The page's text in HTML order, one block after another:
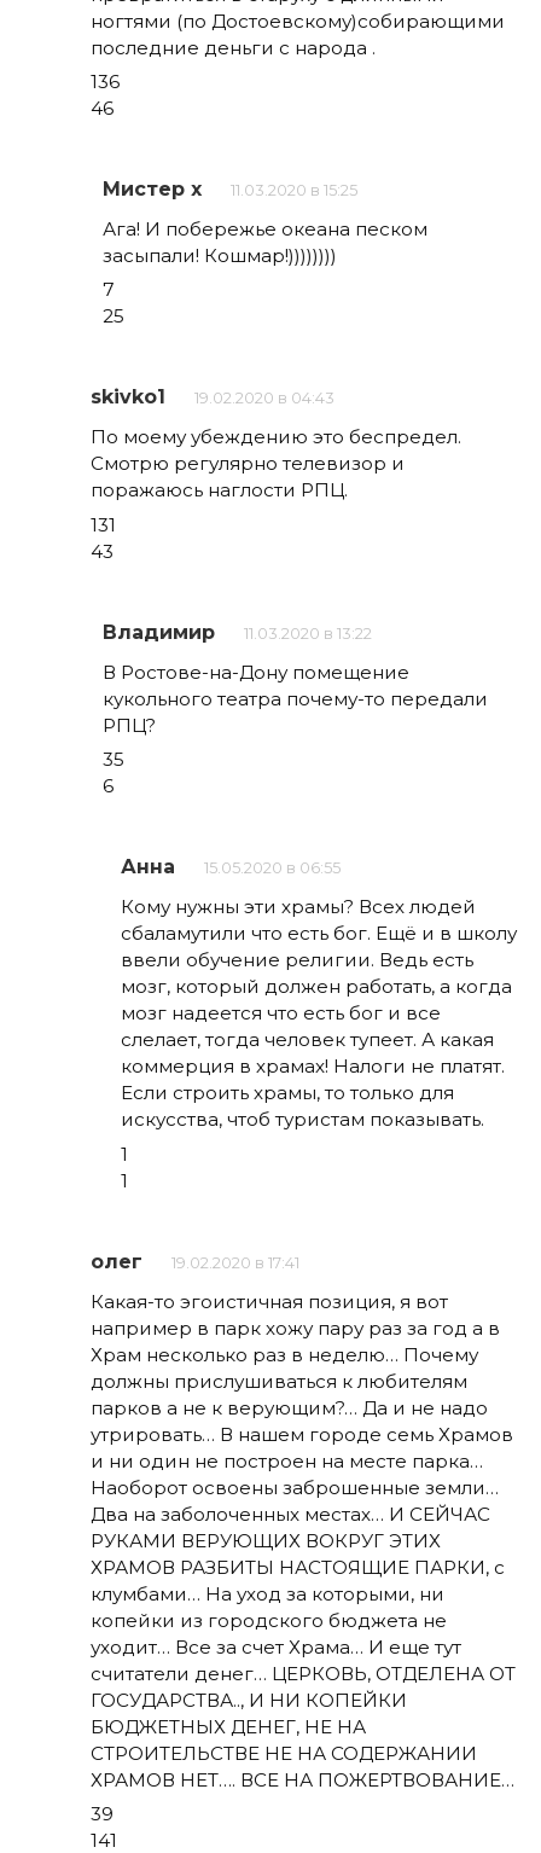
ногтями (по Достоевскому)собирающими
последние деньги с народа .
136
46
Мистер х 11.03.2020 в 15:25
Ага! И побережье океана песком
засыпали! Кошмар!))))))))
7
25
skivko1 19.02.2020 в 04:43
По моему убеждению это беспредел.
Смотрю регулярно телевизор и
поражаюсь наглости РПЦ.
131
43
Владимир 11.03.2020 в 13:22
В Ростове-на-Дону помещение
кукольного театра почему-то передали
РПЦ?
35
6
Анна 15.05.2020 в 06:55
Кому нужны эти храмы? Всех людей
сбаламутили что есть бог. Ещё и в школу
ввели обучение религии. Ведь есть
мозг, который должен работать, а когда
мозг надеется что есть бог и все
слелает, тогда человек тупеет. А какая
коммерция в храмах! Налоги не платят.
Если строить храмы, то только для
искусства, чтоб туристам показывать.
1
1
олег 19.02.2020 в 17:41
Какая-то эгоистичная позиция, я вот
например в парк хожу пару раз за год а в
Храм несколько раз в неделю… Почему
должны прислушиваться к любителям
парков а не к верующим?… Да и не надо
утрировать… В нашем городе семь Храмов
и ни один не построен на месте парка…
Наоборот освоены заброшенные земли…
Два на заболоченных местах… И СЕЙЧАС
РУКАМИ ВЕРУЮЩИХ ВОКРУГ ЭТИХ
ХРАМОВ РАЗБИТЫ НАСТОЯЩИЕ ПАРКИ, с
клумбами… На уход за которыми, ни
копейки из городского бюджета не
уходит… Все за счет Храма… И еще тут
считатели денег… ЦЕРКОВЬ, ОТДЕЛЕНА ОТ
ГОСУДАРСТВА.., И НИ КОПЕЙКИ
БЮДЖЕТНЫХ ДЕНЕГ, НЕ НА
СТРОИТЕЛЬСТВЕ НЕ НА СОДЕРЖАНИИ
ХРАМОВ НЕТ…. ВСЕ НА ПОЖЕРТВОВАНИЕ…
39
141